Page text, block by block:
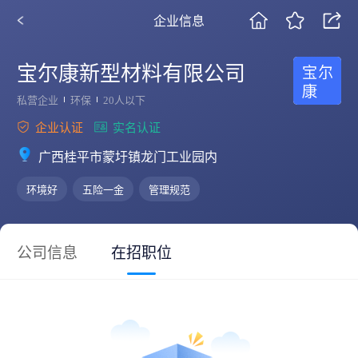
企业信息
宝尔康新型材料有限公司
私营企业 环保 20人以下
企业认证 实名认证
广西桂平市蒙圩镇龙门工业园内
环境好 五险一金 管理规范
公司信息 在招职位